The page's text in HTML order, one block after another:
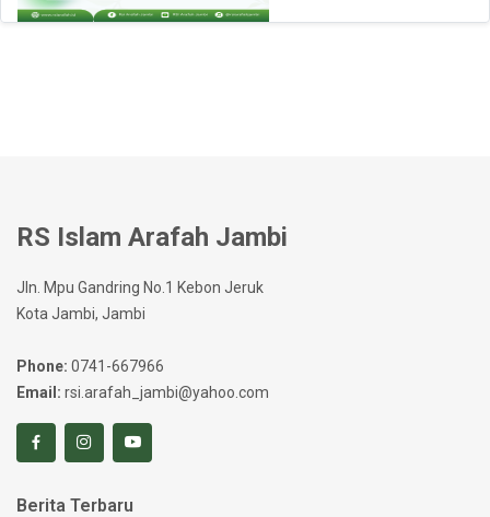
RS Islam Arafah Jambi
Jln. Mpu Gandring No.1 Kebon Jeruk
Kota Jambi, Jambi
Phone: 0741-667966
Email: rsi.arafah_jambi@yahoo.com
Berita Terbaru